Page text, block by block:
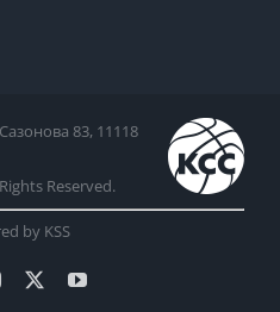
83, 11118
Reserved.
by KSS
Instagram YouTube